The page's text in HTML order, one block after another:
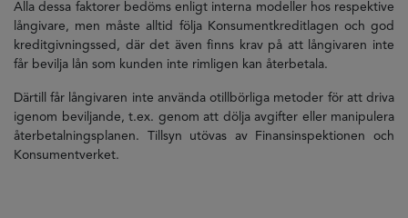
Alla dessa faktorer bedöms enligt interna modeller hos respektive
långivare, men måste alltid följa Konsumentkreditlagen och god
kreditgivningssed, där det även finns krav på att långivaren inte
får bevilja lån som kunden inte rimligen kan återbetala.
Därtill får långivaren inte använda otillbörliga metoder för att driva
igenom beviljande, t.ex. genom att dölja avgifter eller manipulera
återbetalningsplanen. Tillsyn utövas av Finansinspektionen och
Konsumentverket.